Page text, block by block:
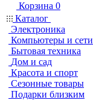
Корзина 0
Каталог
Электроника
Компьютеры и сети
Бытовая техника
Дом и сад
Красота и спорт
Сезонные товары
Подарки близким